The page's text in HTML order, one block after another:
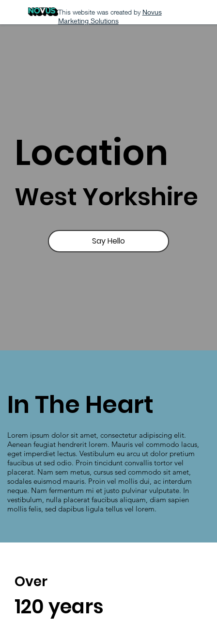
This website was created by Novus
Marketing Solutions
Location
West Yorkshire
Say Hello
In The Heart
Lorem ipsum dolor sit amet, consectetur adipiscing elit.
Aenean feugiat hendrerit lorem. Mauris vel commodo lacus,
eget imperdiet lectus. Vestibulum eu arcu ut dolor pretium
faucibus ut sed odio. Proin tincidunt convallis tortor vel
placerat. Nam sem metus, cursus sed commodo sit amet,
sodales euismod mauris. Proin vel mollis dui, ac interdum
neque. Nam fermentum mi et justo pulvinar vulputate. In
vestibulum, nulla placerat faucibus aliquam, diam sapien
mollis felis, sed dapibus ligula tellus vel lorem.
Over
120 years